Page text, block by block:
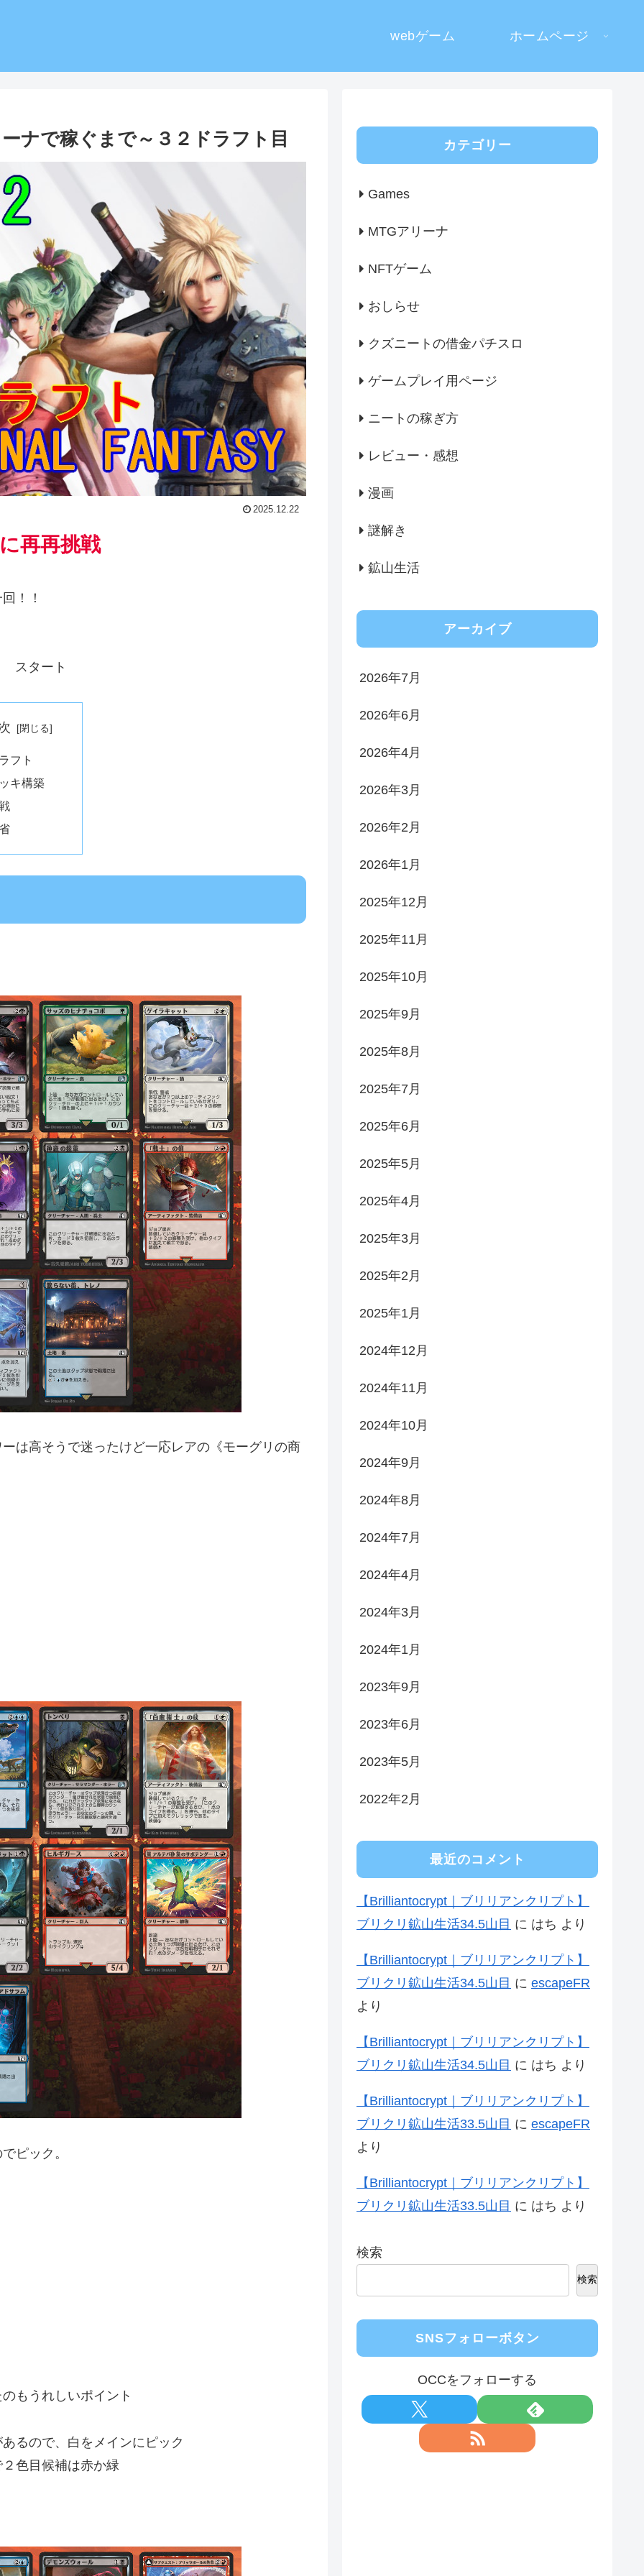
webゲーム ホームページ
ナで稼ぐまで～３２ドラフト目
2025.12.22
再再挑戦
！！
スタート
フト
キ構築
は高そうで迷ったけど一応レアの《モーグリの商
ピック。
もうれしいポイント
るので、白をメインにピック
色目候補は赤か緑
カテゴリー
Games
MTGアリーナ
NFTゲーム
おしらせ
クズニートの借金パチスロ
ゲームプレイ用ページ
ニートの稼ぎ方
レビュー・感想
漫画
謎解き
鉱山生活
アーカイブ
2026年7月
2026年6月
2026年4月
2026年3月
2026年2月
2026年1月
2025年12月
2025年11月
2025年10月
2025年9月
2025年8月
2025年7月
2025年6月
2025年5月
2025年4月
2025年3月
2025年2月
2025年1月
2024年12月
2024年11月
2024年10月
2024年9月
2024年8月
2024年7月
2024年4月
2024年3月
2024年1月
2023年9月
2023年6月
2023年5月
2022年2月
最近のコメント
【Brilliantocrypt｜ブリリアンクリプト】
ブリクリ鉱山生活34.5山目 に はち より
【Brilliantocrypt｜ブリリアンクリプト】
ブリクリ鉱山生活34.5山目 に escapeFR
より
【Brilliantocrypt｜ブリリアンクリプト】
ブリクリ鉱山生活34.5山目 に はち より
【Brilliantocrypt｜ブリリアンクリプト】
ブリクリ鉱山生活33.5山目 に escapeFR
より
【Brilliantocrypt｜ブリリアンクリプト】
ブリクリ鉱山生活33.5山目 に はち より
検索
検索
SNSフォローボタン
OCCをフォローする